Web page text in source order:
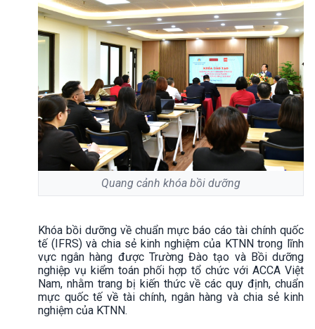
Quang cảnh khóa bồi dưỡng
Khóa bồi dưỡng về chuẩn mực báo cáo tài chính quốc
tế (IFRS) và chia sẻ kinh nghiệm của KTNN trong lĩnh
vực ngân hàng được Trường Đào tạo và Bồi dưỡng
nghiệp vụ kiểm toán phối hợp tổ chức với ACCA Việt
Nam, nhằm trang bị kiến thức về các quy định, chuẩn
mực quốc tế về tài chính, ngân hàng và chia sẻ kinh
nghiệm của KTNN.